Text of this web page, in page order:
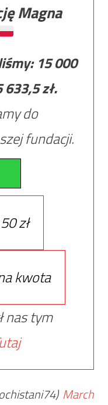
Magna
15 000
633,5zł.
do
fundacji.
50 zł
kwota
nas tym
March